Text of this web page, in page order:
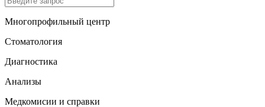
Многопрофильный центр
Стоматология
Диагностика
Анализы
Медкомисии и справки